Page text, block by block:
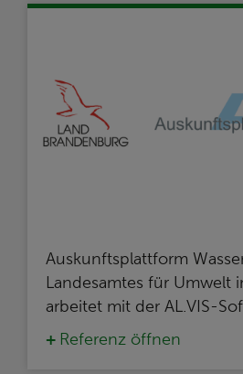
Auskunftsplattform
Landesamtes für Umwelt
arbeitet mit der AL.VIS-
Referenz öffnen